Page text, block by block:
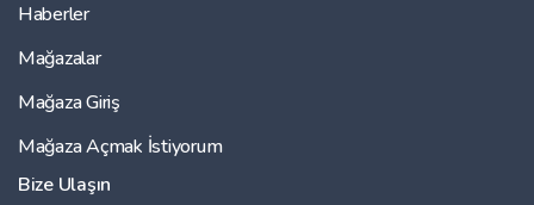
Haberler
Mağazalar
Mağaza Giriş
Mağaza Açmak İstiyorum
Bize Ulaşın